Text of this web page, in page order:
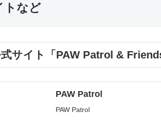
トなど
サイト「PAW Patrol &
PAW Patrol
PAW Patrol